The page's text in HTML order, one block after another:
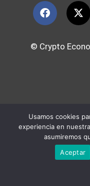
© Crypto
Usamos cookies
experiencia en
asumiremos
Aceptar